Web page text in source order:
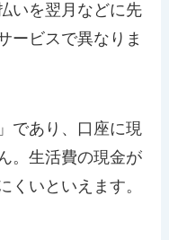
いを翌月などに先
ービスで異なりま
であり、口座に現
。生活費の現金が
くいといえます。